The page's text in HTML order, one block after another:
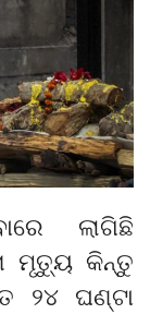
ଲାଗିଛି
ମୃତ୍ୟୁ କିନ୍ତୁ
୨୪ ଘଣ୍ଟା